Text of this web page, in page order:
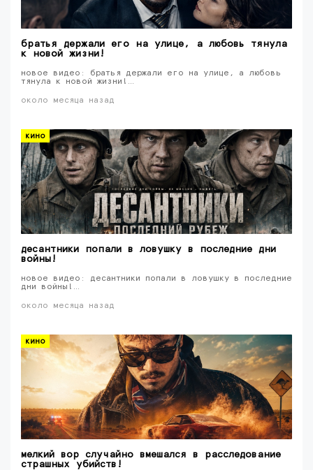
братья держали его на улице, а любовь тянула
к новой жизни!
новое видео: братья держали его на улице, а любовь
тянула к новой жизни!…
около месяца назад
кино
десантники попали в ловушку в последние дни
войны!
новое видео: десантники попали в ловушку в последние
дни войны!…
около месяца назад
кино
мелкий вор случайно вмешался в расследование
страшных убийств!